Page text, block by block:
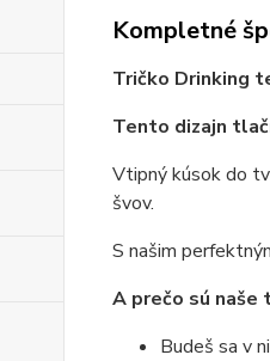
Kompletné
Tričko Drinking
Tento dizajn
Vtipný kúsok do
švov.
S našim
A prečo sú
Budeš sa v